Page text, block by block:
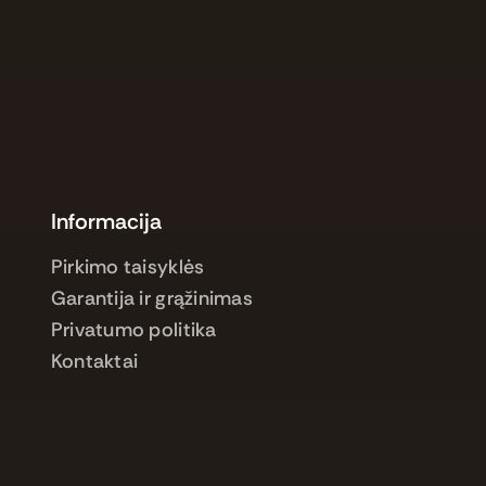
Informacija
Pirkimo taisyklės
Garantija ir grąžinimas
Privatumo politika
Kontaktai